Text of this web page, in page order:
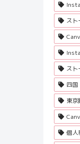
スト
スト
四国
東京
個人